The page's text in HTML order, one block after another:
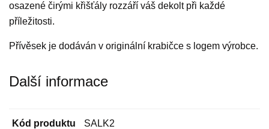
osazené čirými křišťály rozzáří váš dekolt při každé
příležitosti.
Přívěsek je dodáván v originální krabičce s logem výrobce.
Další informace
Kód produktu SALK2